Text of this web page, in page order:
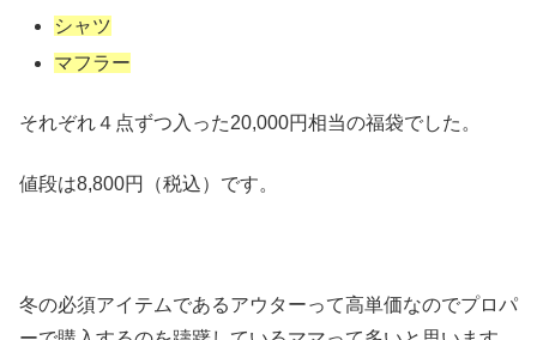
シャツ
マフラー
それぞれ４点ずつ入った20,000円相当の福袋でした。
値段は8,800円（税込）です。
冬の必須アイテムであるアウターって高単価なのでプロパ